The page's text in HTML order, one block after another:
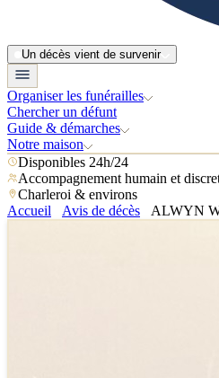
Un décès vient de survenir
Organiser les funérailles
Chercher un défunt
Guide & démarches
Notre maison
Disponibles 24h/24
Accompagnement humain et
Charleroi & environs
Accueil
Avis de décès ALWYN